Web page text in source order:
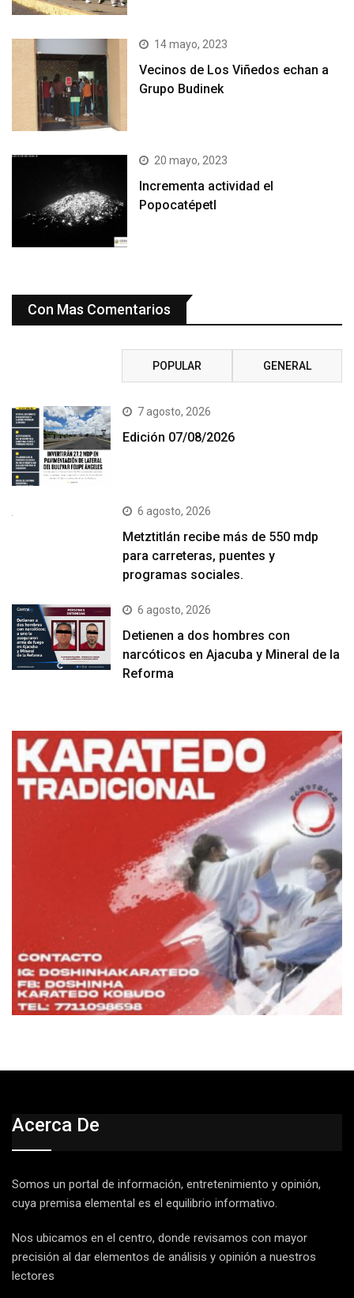
14 mayo, 2023
Vecinos de Los Viñedos echan a
Grupo Budinek
20 mayo, 2023
Incrementa actividad el
Popocatépetl
Con Mas Comentarios
POPULAR GENERAL
7 agosto, 2026
Edición 07/08/2026
6 agosto, 2026
Metztitlán recibe más de 550 mdp
para carreteras, puentes y
programas sociales.
6 agosto, 2026
Detienen a dos hombres con
narcóticos en Ajacuba y Mineral de la
Reforma
Acerca De
Somos un portal de información, entretenimiento y opinión,
cuya premisa elemental es el equilibrio informativo.
Nos ubicamos en el centro, donde revisamos con mayor
precisión al dar elementos de análisis y opinión a nuestros
lectores